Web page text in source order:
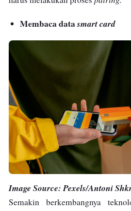
Membaca datasmart card
Image Source: Pexels/Antoni
Semakin berkembangnya